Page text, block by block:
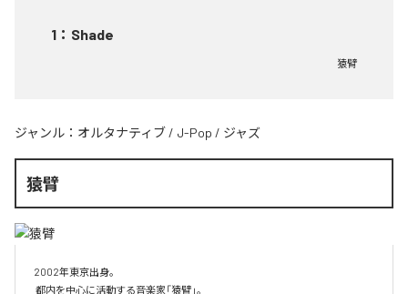
1 ： Shade
猿臂
ジャンル： オルタナティブ / J-Pop / ジャズ
猿臂
2002年東京出身。